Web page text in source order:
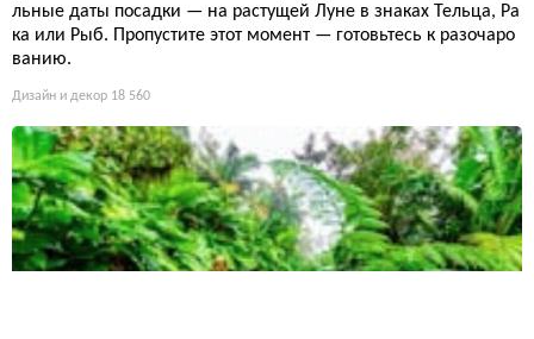
льные даты посадки — на растущей Луне в знаках Тельца, Ра
ка или Рыб. Пропустите этот момент — готовьтесь к разочаро
ванию.
Дизайн и декор 18 560